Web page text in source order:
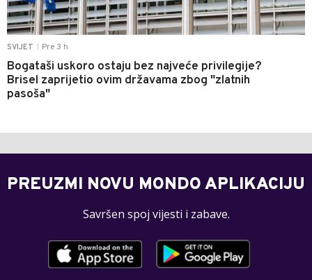
SVIJET Pre 3 h
Bogataši uskoro ostaju bez najveće privilegije?
Brisel zaprijetio ovim državama zbog "zlatnih
pasoša"
PREUZMI NOVU MONDO APLIKACIJU
Savršen spoj vijesti i zabave.